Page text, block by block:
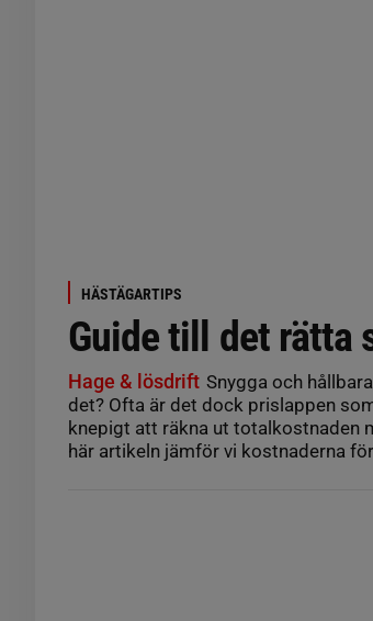
HÄSTÄGARTIPS
Guide till det rätta
Hage & lösdrift Snygga och
det? Ofta är det dock prislappen
knepigt att räkna ut totalkostnaden
här artikeln jämför vi kostnaderna